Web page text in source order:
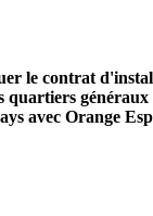
le contrat
quartiers
avec Orange